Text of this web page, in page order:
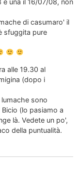
di casumaro' il
sfuggita pure
alle 19.30 al
(dopo i
sono
(lo pasiamo a
là. Vedete un po',
della puntualità.